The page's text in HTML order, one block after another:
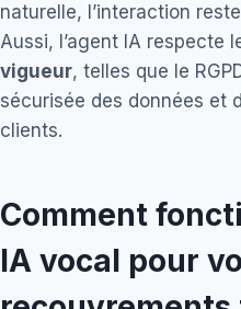
naturelle, l’interaction
Aussi, l’agent IA respecte
vigueur, telles que le
sécurisée des données et
clients.
Comment
IA vocal pour